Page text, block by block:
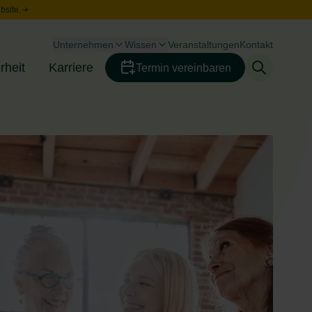
Unternehmen
Toggle menu
Wissen
Toggle menu
VeranstaltungenKontakt
Karriere
Toggle menu
Termin vereinbaren